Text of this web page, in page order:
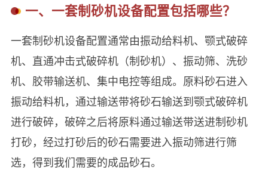
一、一套制砂机设备配置包括哪些？
一套制砂机设备配置通常由振动给料机、颚式破碎
机、直通冲击式破碎机（制砂机）、振动筛、洗砂
机、胶带输送机、集中电控等组成。原料砂石进入
振动给料机，通过输送带将砂石输送到颚式破碎机
进行破碎，破碎之后将原料通过输送带送进制砂机
打砂，经过打砂后的砂石需要进入振动筛进行筛
选，得到我们需要的成品砂石。